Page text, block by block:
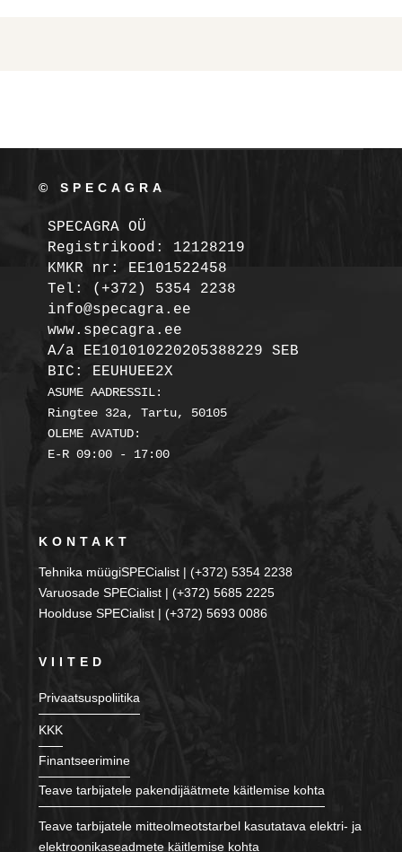
© SPECAGRA
SPECAGRA OÜ
Registrikood: 12128219
KMKR nr: EE101522458
Tel: (+372) 5354 2238
info@specagra.ee
A/a EE101010220205388229 SEB
BIC: EEUHUEE2X
ASUME AADRESSIL:
Ringtee 32a, Tartu, 50105
OLEME AVATUD:
E-R 09:00 - 17:00
KONTAKT
Tehnika müügiSPECialist | (+372) 5354 2238
Varuosade SPECialist | (+372) 5685 2225
Hoolduse SPECialist | (+372) 5693 0086
VIITED
Privaatsuspoliitika
KKK
Finantseerimine
Teave tarbijatele pakendijäätmete käitlemise kohta
Teave tarbijatele mitteolmeotstarbel kasutatava elektri- ja
elektroonikaseadmete käitlemise kohta